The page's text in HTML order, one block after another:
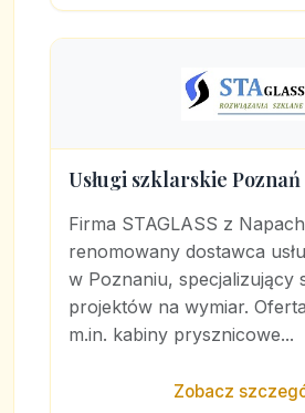
Usługi szklarskie Poznań
Firma STAGLASS z
renomowany dostawca
w Poznaniu, specjalizujący
projektów na wymiar.
m.in. kabiny prysznicowe...
Zobacz